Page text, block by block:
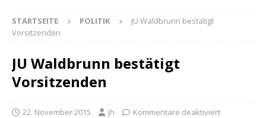
STARTSEITE POLITIK
JU Waldbrunn bestätigt
Vorsitzenden
JU Waldbrunn bestätigt
Vorsitzenden
22. November 2015 jh Kommentare deaktiviert